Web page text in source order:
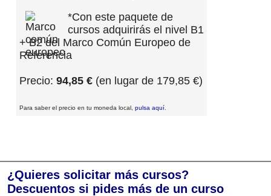
*Con este paquete de
cursos adquirirás el nivel B1
+ B2 del Marco Común Europeo de
Referencia
Precio: 94,85 € (en lugar de 179,85 €)
Para saber el precio en tu moneda local, pulsa aquí
¿Quieres solicitar más cursos?
Descuentos si pides más de un curso